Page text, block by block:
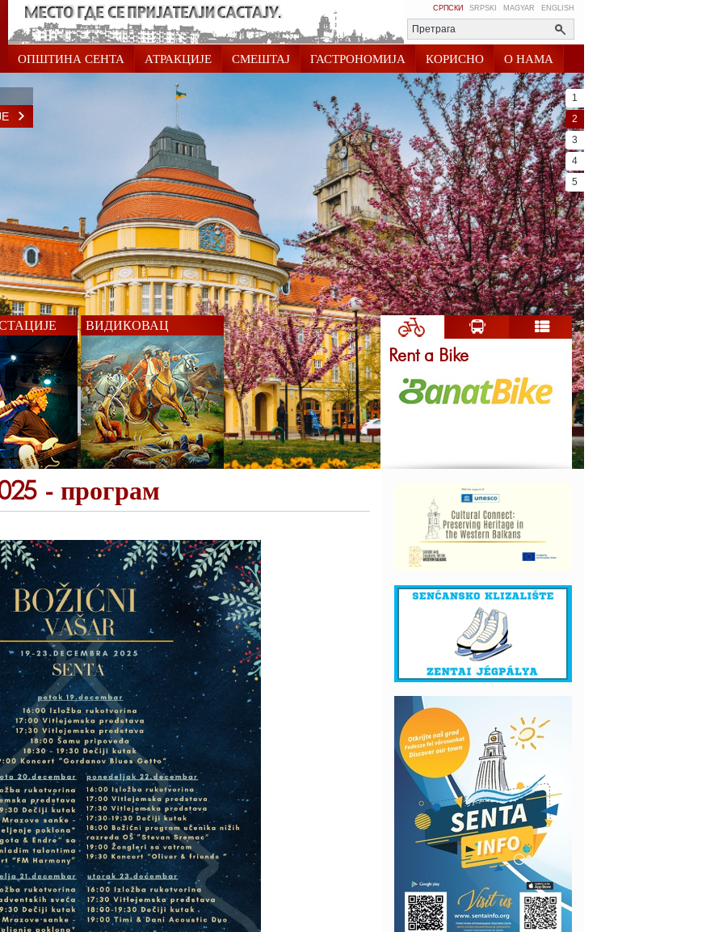
СРПСКИ SRPSKI MAGYAR ENGLISH
ОПШТИНА СЕНТА АТРАКЦИЈЕ СМЕШТАЈ ГАСТРОНОМИЈА КОРИСНО О НАМА
1
2
3
4
5
ВИДИКОВАЦ
Rent a Bike
- програм